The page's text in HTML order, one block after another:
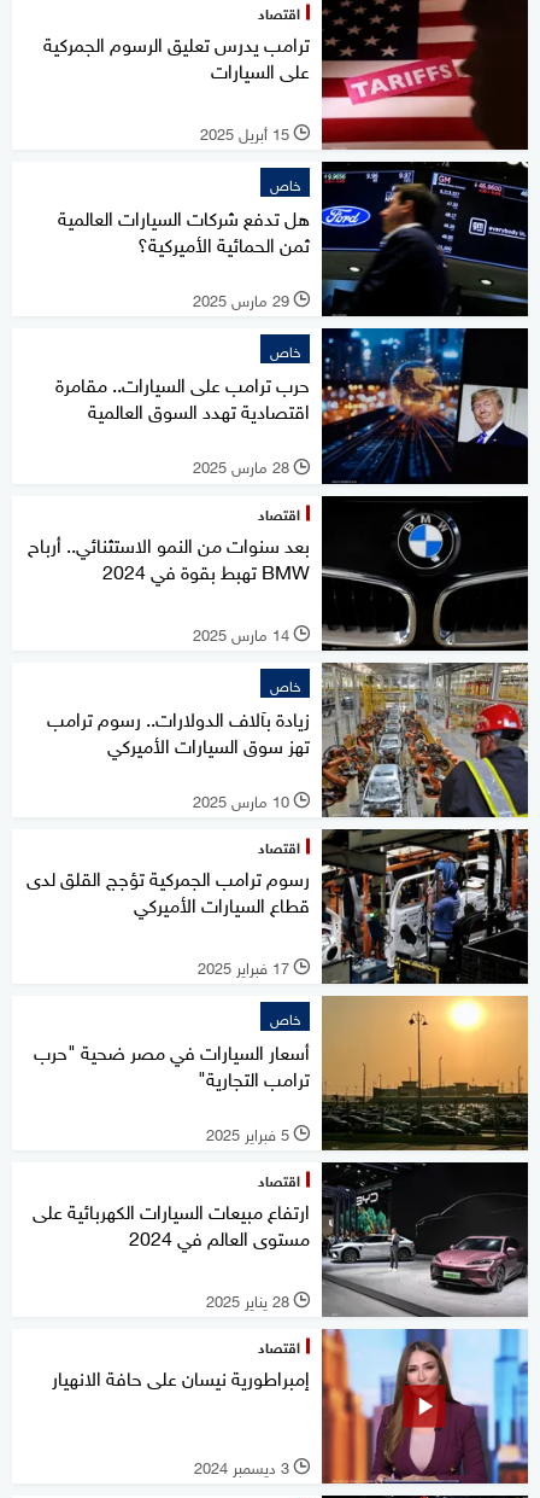
اقتصاد
ترامب يدرس تعليق الرسوم الجمركية
على السيارات
l 15 أبريل 2025
خاص
هل تدفع شركات السيارات العالمية
ثمن الحمائية الأميركية؟
l 29 مارس 2025
خاص
حرب ترامب على السيارات.. مقامرة
اقتصادية تهدد السوق العالمية
l 28 مارس 2025
اقتصاد
بعد سنوات من النمو الاستثنائي.. أرباح
BMW تهبط بقوة في 2024
l 14 مارس 2025
خاص
زيادة بآلاف الدولارات.. رسوم ترامب
تهز سوق السيارات الأميركي
l 10 مارس 2025
اقتصاد
رسوم ترامب الجمركية تؤجج القلق لدى
قطاع السيارات الأميركي
l 17 فبراير 2025
خاص
أسعار السيارات في مصر ضحية "حرب
ترامب التجارية"
l 5 فبراير 2025
اقتصاد
ارتفاع مبيعات السيارات الكهربائية على
مستوى العالم في 2024
l 28 يناير 2025
اقتصاد
إمبراطورية نيسان على حافة الانهيار
l 3 ديسمبر 2024